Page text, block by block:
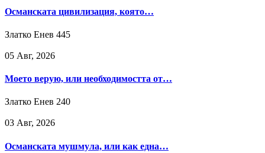
Османската цивилизация, която…
Златко Енев 445
05 Авг, 2026
Моето верую, или необходимостта от…
Златко Енев 240
03 Авг, 2026
Османската мушмула, или как една…